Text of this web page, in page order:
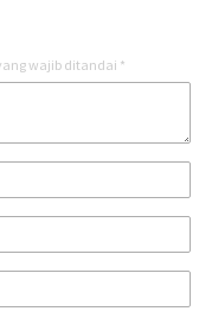
wajib ditandai *